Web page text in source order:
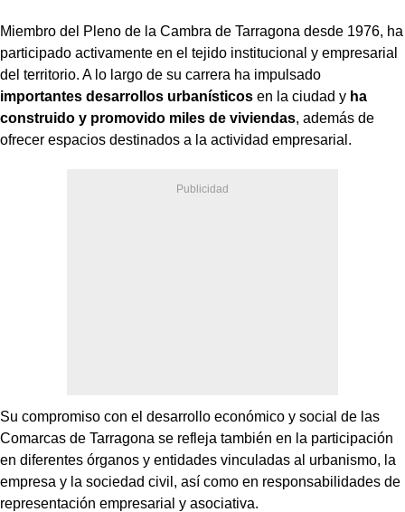
Miembro del Pleno de la Cambra de Tarragona desde 1976, ha
participado activamente en el tejido institucional y empresarial
del territorio. A lo largo de su carrera ha impulsado
importantes desarrollos urbanísticos en la ciudad y ha
construido y promovido miles de viviendas, además de
ofrecer espacios destinados a la actividad empresarial.
Su compromiso con el desarrollo económico y social de las
Comarcas de Tarragona se refleja también en la participación
en diferentes órganos y entidades vinculadas al urbanismo, la
empresa y la sociedad civil, así como en responsabilidades de
representación empresarial y asociativa.